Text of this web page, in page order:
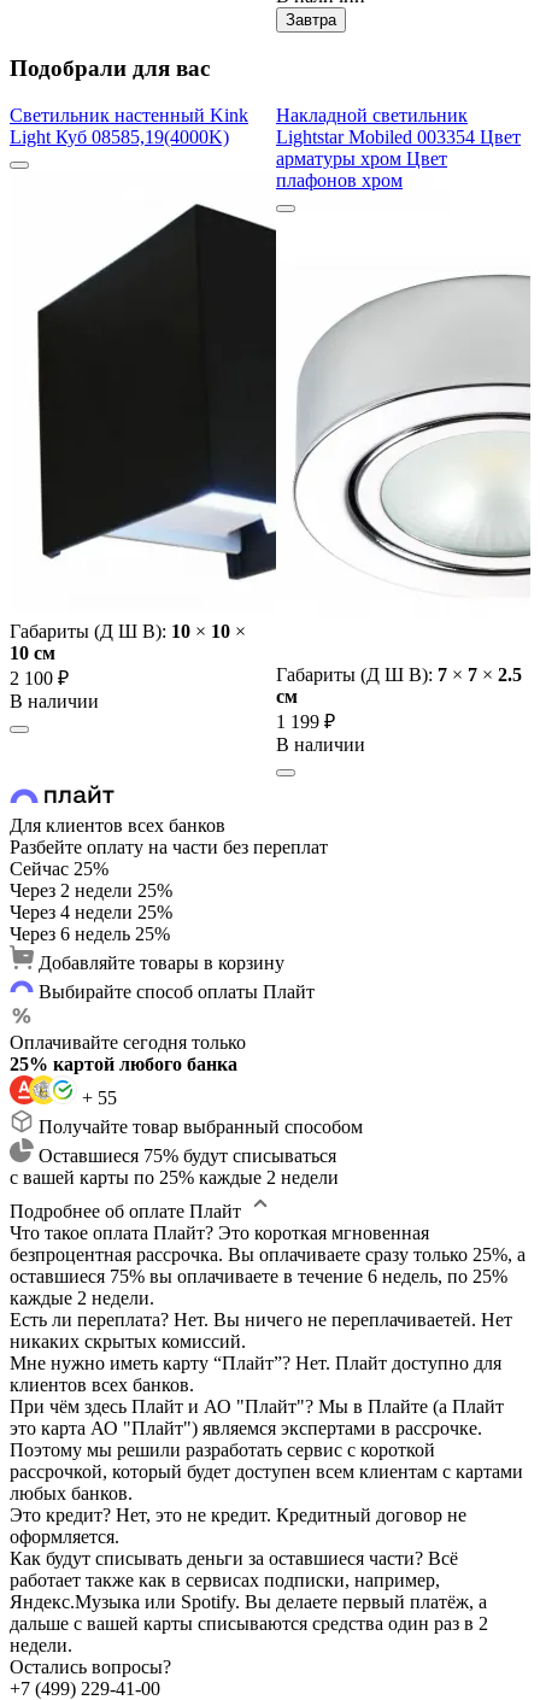
Завтра
Подобрали для вас
Светильник настенный Kink
Light Куб 08585,19(4000K)
Габариты (Д Ш В): 10 × 10 ×
10 cм
2 100 ₽
В наличии
Накладной светильник
Lightstar Mobiled 003354 Цвет
арматуры хром Цвет
плафонов хром
Габариты (Д Ш В): 7 × 7 × 2.5
cм
1 199 ₽
В наличии
Для клиентов всех банков
Разбейте оплату на части без переплат
Сейчас 25%
Через 2 недели 25%
Через 4 недели 25%
Через 6 недель 25%
Добавляйте товары в корзину
Выбирайте способ оплаты Плайт
Оплачивайте сегодня только
25% картой любого банка
+ 55
Получайте товар выбранный способом
Оставшиеся 75% будут списываться
с вашей карты по 25% каждые 2 недели
Подробнее об оплате Плайт
Что такое оплата Плайт? Это короткая мгновенная
безпроцентная рассрочка. Вы оплачиваете сразу только 25%, а
оставшиеся 75% вы оплачиваете в течение 6 недель, по 25%
каждые 2 недели.
Есть ли переплата? Нет. Вы ничего не переплачиваетей. Нет
никаких скрытых комиссий.
Мне нужно иметь карту “Плайт”? Нет. Плайт доступно для
клиентов всех банков.
При чём здесь Плайт и АО "Плайт"? Мы в Плайте (а Плайт
это карта АО "Плайт") являемся экспертами в рассрочке.
Поэтому мы решили разработать сервис с короткой
рассрочкой, который будет доступен всем клиентам с картами
любых банков.
Это кредит? Нет, это не кредит. Кредитный договор не
оформляется.
Как будут списывать деньги за оставшиеся части? Всё
работает также как в сервисах подписки, например,
Яндекс.Музыка или Spotify. Вы делаете первый платёж, а
дальше с вашей карты списываются средства один раз в 2
недели.
Остались вопросы?
+7 (499) 229-41-00